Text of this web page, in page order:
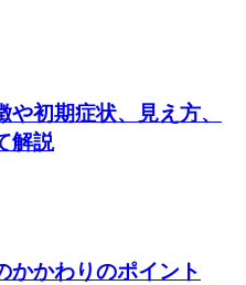
初期症状、見え方、
解説
かかわりのポイント